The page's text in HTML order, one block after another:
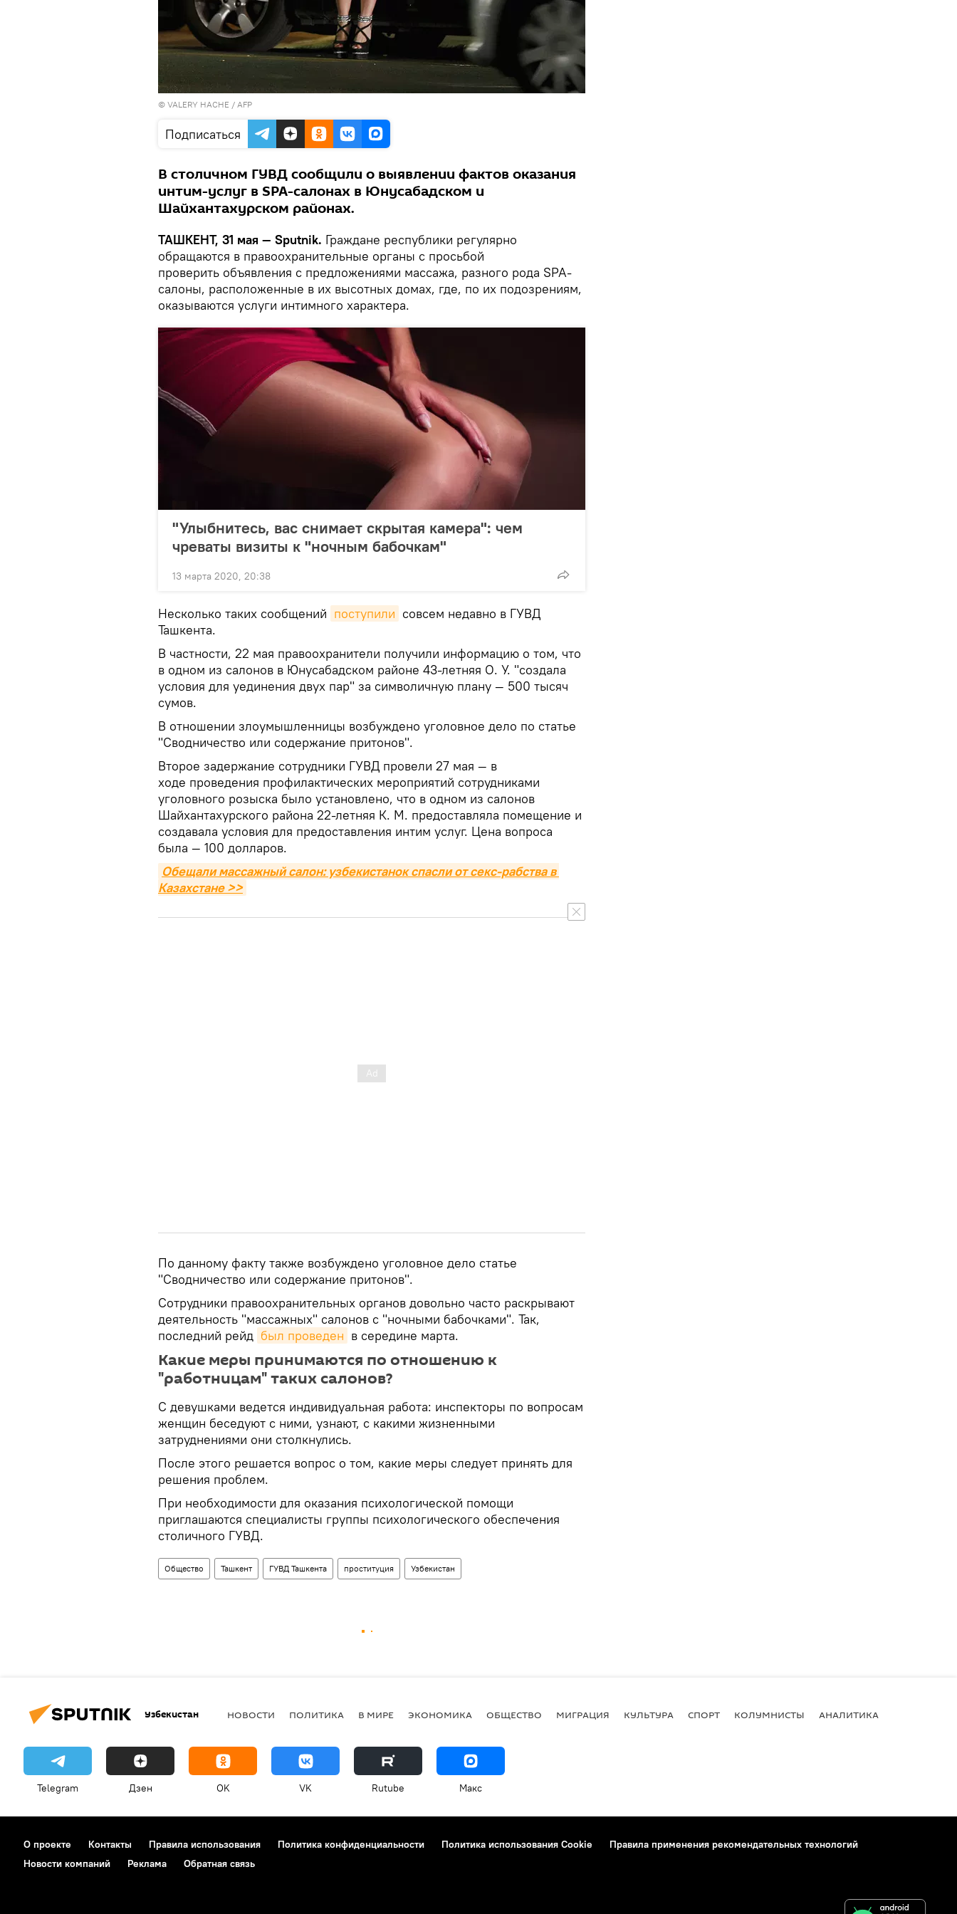
© VALERY HACHE / AFP
Подписаться
В столичном ГУВД сообщили о выявлении фактов оказания
интим-услуг в SPA-салонах в Юнусабадском и
Шайхантахурском районах.
ТАШКЕНТ, 31 мая — Sputnik. Граждане республики регулярно
обращаются в правоохранительные органы с просьбой
проверить объявления с предложениями массажа, разного рода SPA-
салоны, расположенные в их высотных домах, где, по их подозрениям,
оказываются услуги интимного характера.
"Улыбнитесь, вас снимает скрытая камера": чем
чреваты визиты к "ночным бабочкам"
13 марта 2020, 20:38
Несколько таких сообщений поступили совсем недавно в ГУВД
Ташкента.
В частности, 22 мая правоохранители получили информацию о том, что
в одном из салонов в Юнусабадском районе 43-летняя О. У. "создала
условия для уединения двух пар" за символичную плану — 500 тысяч
сумов.
В отношении злоумышленницы возбуждено уголовное дело по статье
"Сводничество или содержание притонов".
Второе задержание сотрудники ГУВД провели 27 мая — в
ходе проведения профилактических мероприятий сотрудниками
уголовного розыска было установлено, что в одном из салонов
Шайхантахурского района 22-летняя К. М. предоставляла помещение и
создавала условия для предоставления интим услуг. Цена вопроса
была — 100 долларов.
Обещали массажный салон: узбекистанок спасли от секс-рабства в
Казахстане >>
По данному факту также возбуждено уголовное дело статье
"Сводничество или содержание притонов".
Сотрудники правоохранительных органов довольно часто раскрывают
деятельность "массажных" салонов с "ночными бабочками". Так,
последний рейд был проведен в середине марта.
Какие меры принимаются по отношению к
"работницам" таких салонов?
С девушками ведется индивидуальная работа: инспекторы по вопросам
женщин беседуют с ними, узнают, с какими жизненными
затруднениями они столкнулись.
После этого решается вопрос о том, какие меры следует принять для
решения проблем.
При необходимости для оказания психологической помощи
приглашаются специалисты группы психологического обеспечения
столичного ГУВД.
Общество Ташкент ГУВД Ташкента проституция Узбекистан
Узбекистан НОВОСТИ ПОЛИТИКА В МИРЕ ЭКОНОМИКА ОБЩЕСТВО МИГРАЦИЯ КУЛЬТУРА СПОРТ КОЛУМНИСТЫ АНАЛИТИКА
Telegram Дзен OK VK Rutube Макс
О проекте Контакты Правила использования Политика конфиденциальности Политика использования Cookie
Правила применения рекомендательных технологий
Новости компаний
Реклама Обратная связь